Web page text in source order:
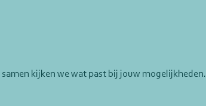
kijken we wat past bij jouw mogelijkheden.